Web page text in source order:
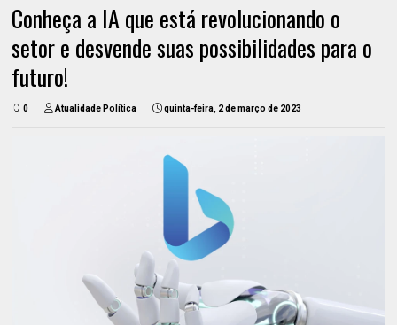
Conheça a IA que está revolucionando o
setor e desvende suas possibilidades para o
futuro!
0 Atualidade Política quinta-feira, 2 de março de 2023